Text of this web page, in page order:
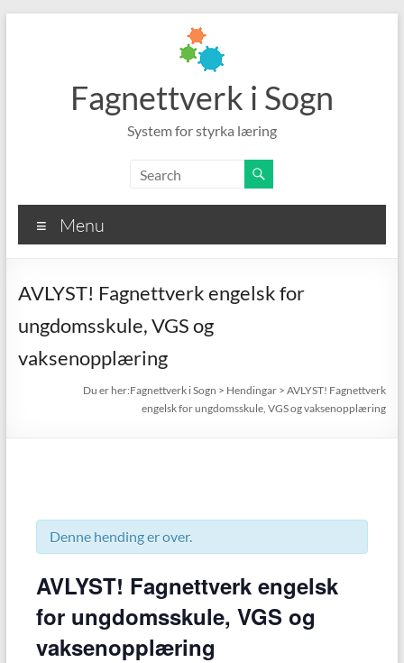
Fagnettverk i Sogn
System for styrka læring
Menu
AVLYST! Fagnettverk engelsk for
ungdomsskule, VGS og
vaksenopplæring
Fagnettverk i Sogn > Hendingar >AVLYST! Fagnettverk
engelsk for ungdomsskule, VGS og vaksenopplæring
Denne hending er over.
AVLYST! Fagnettverk engelsk
for ungdomsskule, VGS og
vaksenopplæring